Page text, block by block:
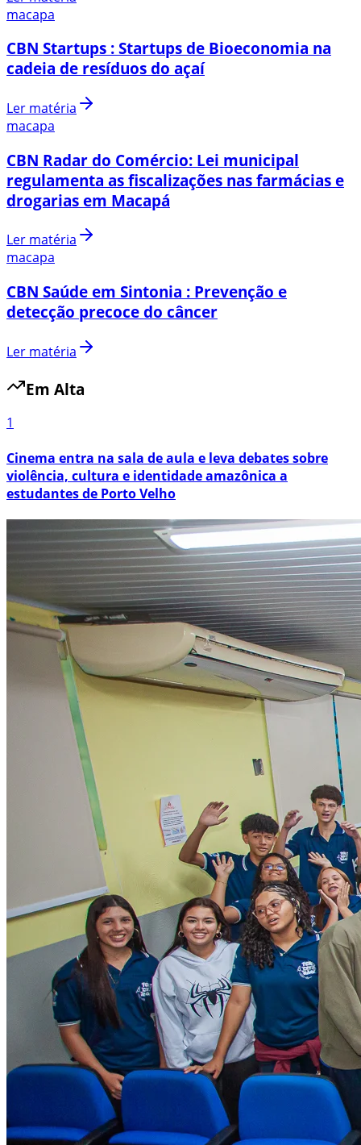
macapa
CBN Startups : Startups de Bioeconomia na
cadeia de resíduos do açaí
Ler matéria
macapa
CBN Radar do Comércio: Lei municipal
regulamenta as fiscalizações nas farmácias e
drogarias em Macapá
Ler matéria
macapa
CBN Saúde em Sintonia : Prevenção e
detecção precoce do câncer
Ler matéria
Em Alta
1
Cinema entra na sala de aula e leva debates sobre
violência, cultura e identidade amazônica a
estudantes de Porto Velho